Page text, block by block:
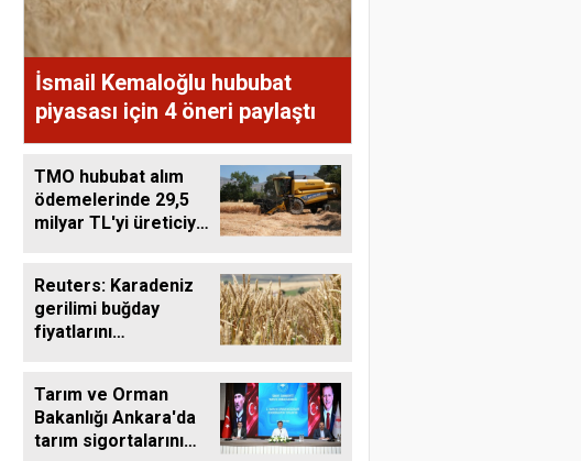
İsmail Kemaloğlu hububat
piyasası için 4 öneri paylaştı
TMO hububat alım
ödemelerinde 29,5
milyar TL'yi üreticiye
Reuters: Karadeniz
gerilimi buğday
fiyatlarını
Tarım ve Orman
Bakanlığı Ankara'da
tarım sigortalarını